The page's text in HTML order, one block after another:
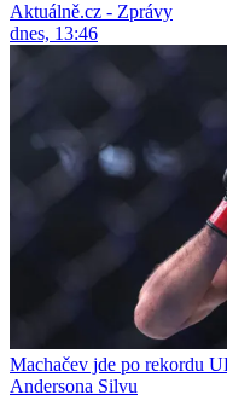
Aktuálně.cz - Zprávy
dnes, 13:46
Machačev jde po rekordu
Andersona Silvu